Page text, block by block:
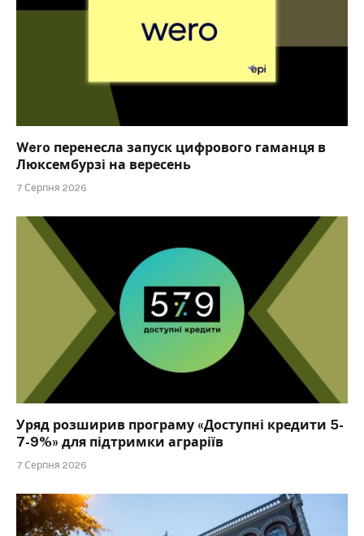
Wero перенесла запуск цифрового гаманця в
Люксембурзі на вересень
7 Серпня 2026
Уряд розширив програму «Доступні кредити 5-
7-9%» для підтримки аграріїв
7 Серпня 2026